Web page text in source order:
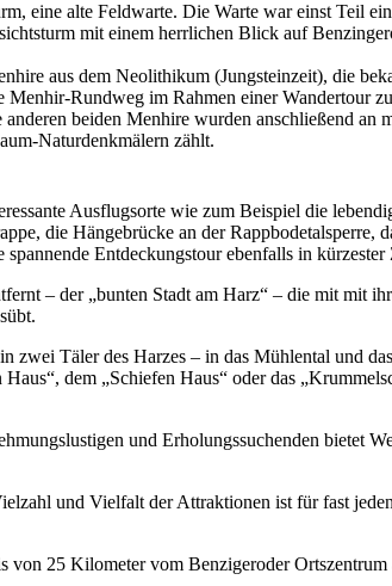
eine alte Feldwarte. Die Warte war einst Teil
mit einem herrlichen Blick auf
aus dem Neolithikum (Jungsteinzeit), die
Rundweg im Rahmen einer Wandertour
beiden Menhire wurden anschließend
Naturdenkmälern zählt.
Ausflugsorte wie zum Beispiel die
die Hängebrücke an der Rappbodetalsperre,
Entdeckungstour ebenfalls in kürzester
– der „bunten Stadt am Harz“ – die mit mit
Täler des Harzes – in das Mühlental und
dem „Schiefen Haus“ oder das
und Erholungssuchenden bietet
und Vielfalt der Attraktionen ist für fast
25 Kilometer vom Benzigeroder Ortszentrum